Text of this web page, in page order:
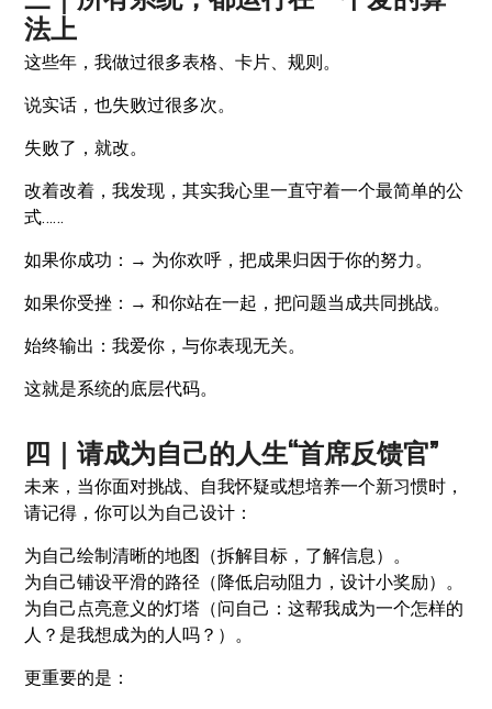
法上
这些年，我做过很多表格、卡片、规则。
说实话，也失败过很多次。
失败了，就改。
改着改着，我发现，其实我心里一直守着一个最简单的公
式……
如果你成功：→ 为你欢呼，把成果归因于你的努力。
如果你受挫：→ 和你站在一起，把问题当成共同挑战。
始终输出：我爱你，与你表现无关。
这就是系统的底层代码。
四｜请成为自己的人生“首席反馈官”
未来，当你面对挑战、自我怀疑或想培养一个新习惯时，
请记得，你可以为自己设计：
为自己绘制清晰的地图（拆解目标，了解信息）。
为自己铺设平滑的路径（降低启动阻力，设计小奖励）。
为自己点亮意义的灯塔（问自己：这帮我成为一个怎样的
人？是我想成为的人吗？）。
更重要的是：